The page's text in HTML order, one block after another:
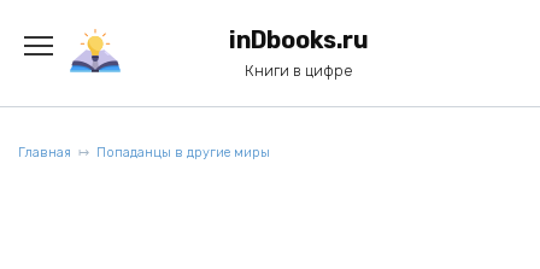
содержанию
inDbooks.ru
Книги в цифре
Главная Попаданцы в другие миры